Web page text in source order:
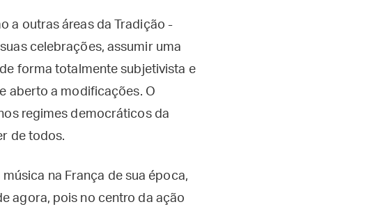
a outras áreas da Tradição -
celebrações, assumir uma
forma totalmente subjetivista e
aberto a modificações. O
regimes democráticos da
de todos.
na França de sua época,
agora, pois no centro da ação